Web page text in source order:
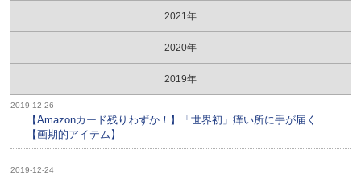
2021年
2020年
2019年
2019-12-26
【Amazonカード残りわずか！】「世界初」痒い所に手が届く
【画期的アイテム】
2019-12-24